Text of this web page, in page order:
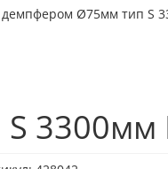
демпфером Ø75мм тип S
3300мм